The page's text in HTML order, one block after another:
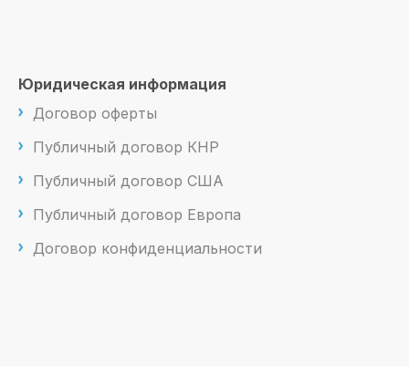
Юридическая информация
Договор оферты
Публичный договор КНР
Публичный договор США
Публичный договор Европа
Договор конфиденциальности